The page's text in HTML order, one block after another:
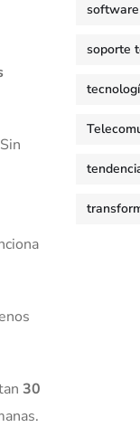
30
soporte